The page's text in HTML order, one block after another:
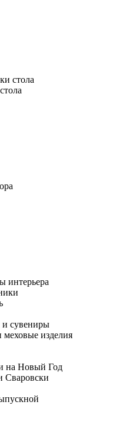
стола
интерьера
и сувениры
изделия
на Новый Год
Сваровски